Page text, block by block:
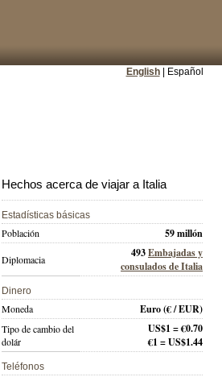
English| Español
Hechos acerca de viajar a Italia
Estadísticas básicas
Población 59 millón
Diplomacia 493Embajadas y
consulados de Italia
Dinero
Moneda Euro(€ / EUR)
Tipo de cambio del
dolár
US$1 = €0.70
€1 = US$1.44
Teléfonos